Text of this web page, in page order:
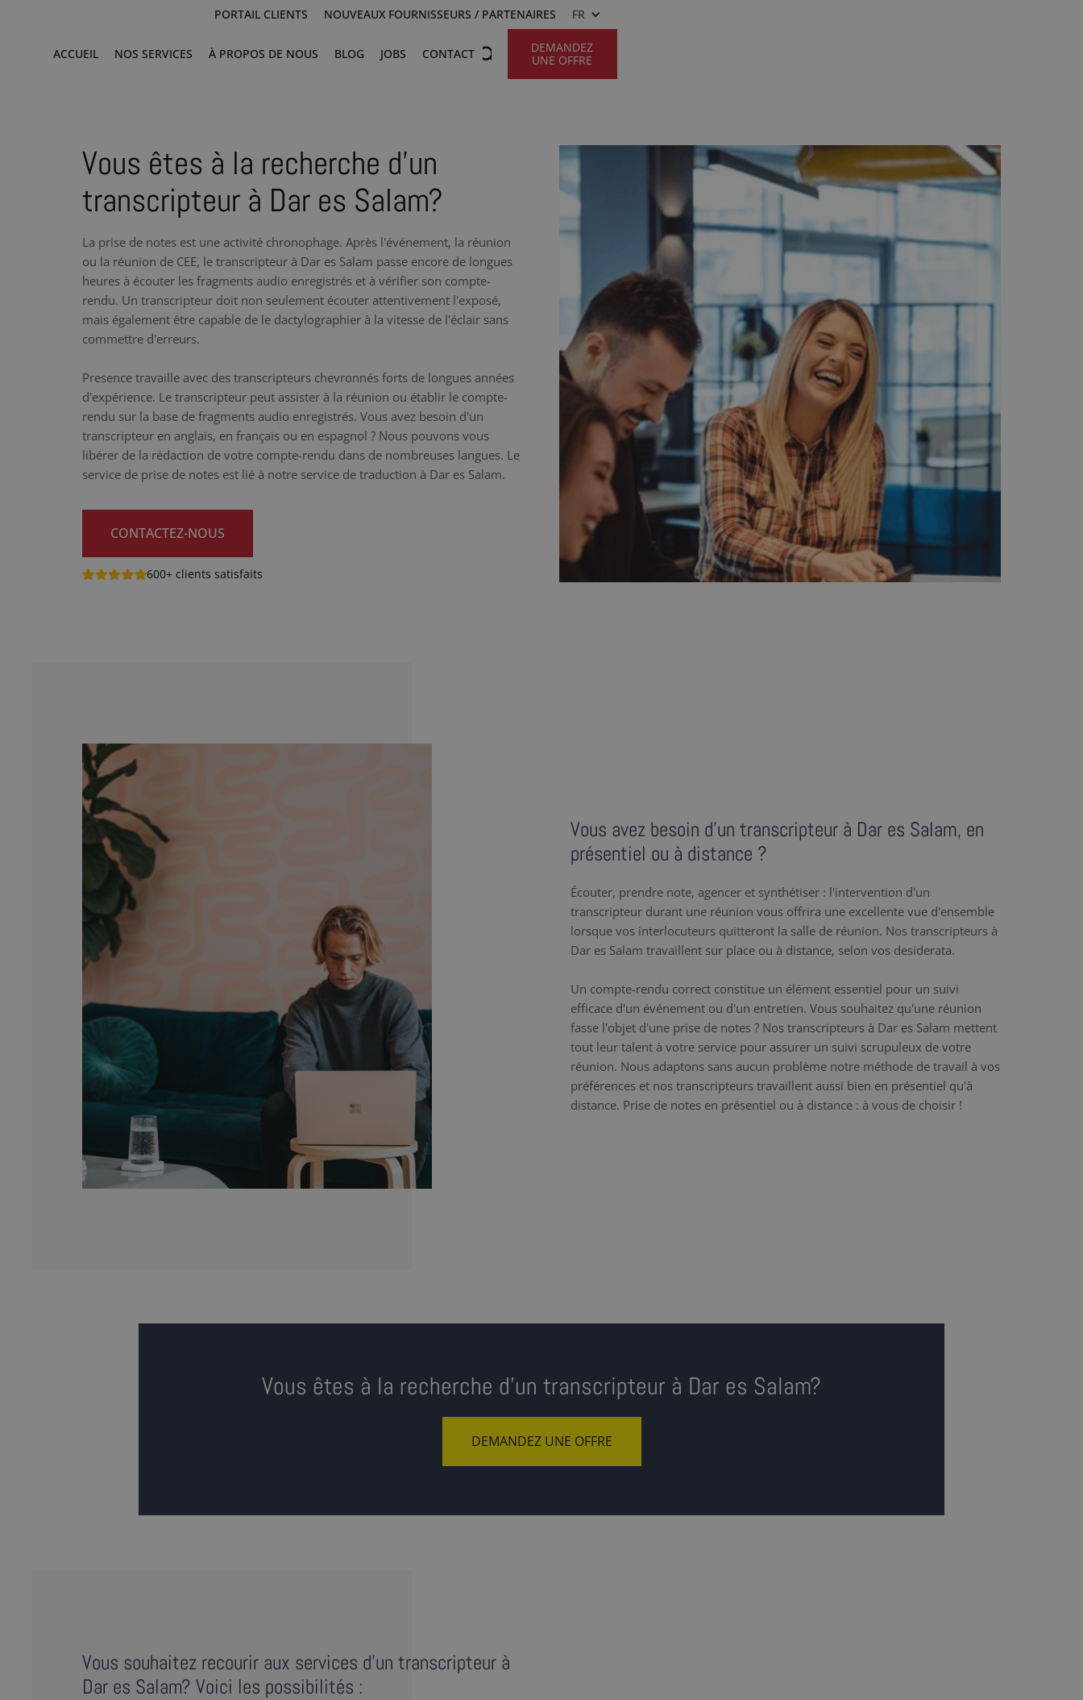
PORTAIL CLIENTS NOUVEAUX FOURNISSEURS / PARTENAIRES FR
ACCUEIL NOS SERVICES À PROPOS DE NOUS BLOG JOBS CONTACT
DEMANDEZ
UNE OFFRE
Vous êtes à la recherche d’un
transcripteur à Dar es Salam?
La prise de notes est une activité chronophage. Après l'événement, la réunion
ou la réunion de CEE, le transcripteur à Dar es Salam passe encore de longues
heures à écouter les fragments audio enregistrés et à vérifier son compte-
rendu. Un transcripteur doit non seulement écouter attentivement l'exposé,
mais également être capable de le dactylographier à la vitesse de l'éclair sans
commettre d'erreurs.
Presence travaille avec des transcripteurs chevronnés forts de longues années
d'expérience. Le transcripteur peut assister à la réunion ou établir le compte-
rendu sur la base de fragments audio enregistrés. Vous avez besoin d'un
transcripteur en anglais, en français ou en espagnol ? Nous pouvons vous
libérer de la rédaction de votre compte-rendu dans de nombreuses langues. Le
service de prise de notes est lié à notre service de traduction à Dar es Salam.
CONTACTEZ-NOUS
600+ clients satisfaits
Vous avez besoin d’un transcripteur à Dar es Salam, en
présentiel ou à distance ?
Écouter, prendre note, agencer et synthétiser : l'intervention d'un
transcripteur durant une réunion vous offrira une excellente vue d'ensemble
lorsque vos interlocuteurs quitteront la salle de réunion. Nos transcripteurs à
Dar es Salam travaillent sur place ou à distance, selon vos desiderata.
Un compte-rendu correct constitue un élément essentiel pour un suivi
efficace d'un événement ou d'un entretien. Vous souhaitez qu'une réunion
fasse l'objet d'une prise de notes ? Nos transcripteurs à Dar es Salam mettent
tout leur talent à votre service pour assurer un suivi scrupuleux de votre
réunion. Nous adaptons sans aucun problème notre méthode de travail à vos
préférences et nos transcripteurs travaillent aussi bien en présentiel qu'à
distance. Prise de notes en présentiel ou à distance : à vous de choisir !
Vous êtes à la recherche d’un transcripteur à Dar es Salam?
DEMANDEZ UNE OFFRE
Vous souhaitez recourir aux services d'un transcripteur à
Dar es Salam? Voici les possibilités :